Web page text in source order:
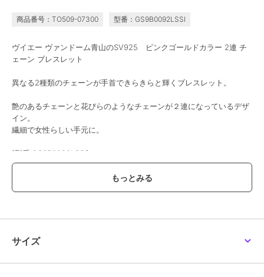
商品番号：TO509-07300 型番：GS9B0092LSSI
ヴイエー ヴァンドーム青山のSV925 ピンクゴールドカラー 2連 チ
ェーン ブレスレット
異なる2種類のチェーンが手首できらきらと輝くブレスレット。
艶のあるチェーンと花びらのようなチェーンが２連になっているデザ
イン。
繊細で女性らしい手元に。
[型番:GS9B0092LSSI]
予めご了承くださいませ。
サイズ